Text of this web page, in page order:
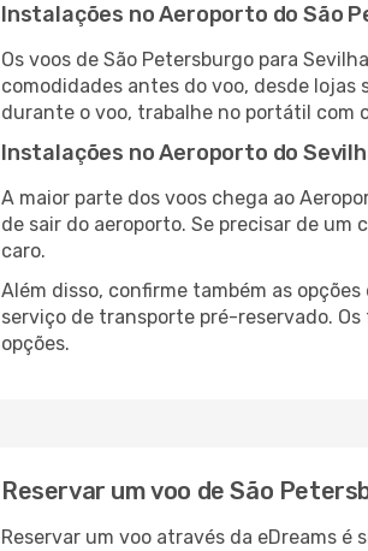
Instalações no Aeroporto do São
Os voos de São Petersburgo para
comodidades antes do voo, desde
durante o voo, trabalhe no portátil com
Instalações no Aeroporto do
A maior parte dos voos chega ao
de sair do aeroporto. Se precisar de um
caro.
Além disso, confirme também as
serviço de transporte pré-reservado.
opções.
Reservar um voo de São
Reservar um voo através da eDreams é